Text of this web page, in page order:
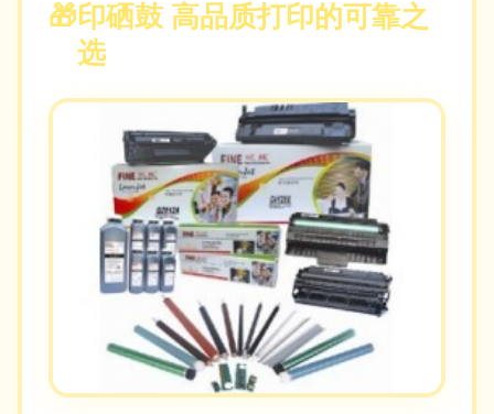
印硒鼓 高品质打印的可靠之
选